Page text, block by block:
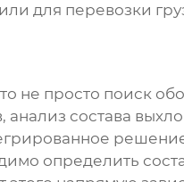
для перевозки
не просто поиск
состава
определить